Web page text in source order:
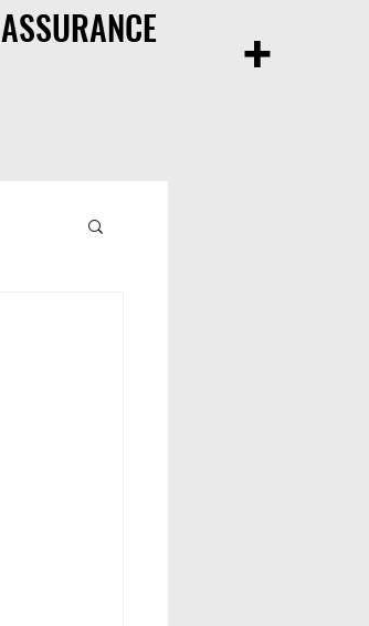
ASSURANCE +